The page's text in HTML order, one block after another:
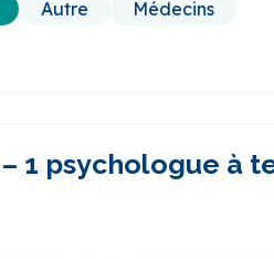
Autre Médecins
– 1 psychologue à